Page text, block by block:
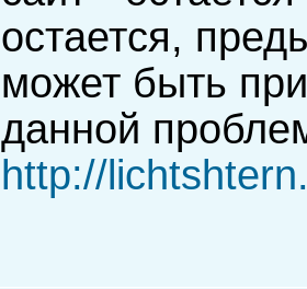
остается,
может быть
данной
http://